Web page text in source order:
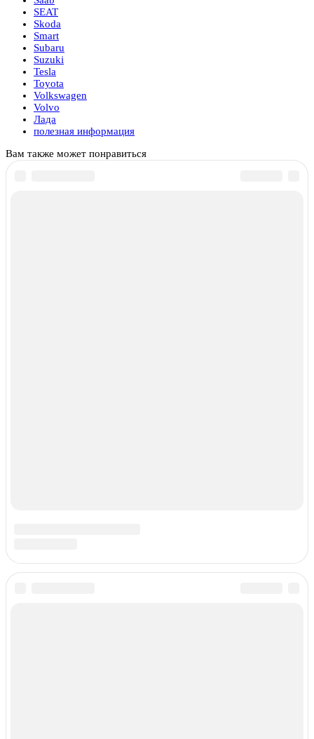
SEAT
Skoda
Smart
Subaru
Suzuki
Tesla
Toyota
Volkswagen
Volvo
Лада
полезная информация
Вам также может понравиться